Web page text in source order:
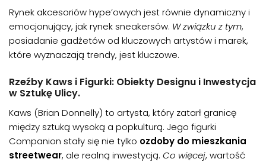
Rynek akcesoriów hype’owych jest równie dynamiczny i
emocjonujący, jak rynek sneakersów. W związku z tym,
posiadanie gadżetów od kluczowych artystów i marek,
które wyznaczają trendy, jest kluczowe.
Rzeźby Kaws i Figurki: Obiekty Designu i Inwestycja
w Sztukę Ulicy.
Kaws (Brian Donnelly) to artysta, który zatarł granicę
między sztuką wysoką a popkulturą. Jego figurki
Companion stały się nie tylko ozdoby do mieszkania
streetwear, ale realną inwestycją. Co więcej, wartość